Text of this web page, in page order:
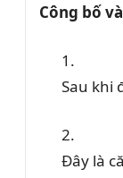
Công bố
Sau khi
Đây là